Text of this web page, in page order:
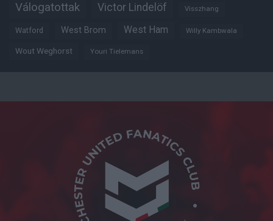
Válogatottak Victor Lindelöf Visszhang
Watford West Brom West Ham Willy Kambwala
Wout Weghorst Youri Tielemans